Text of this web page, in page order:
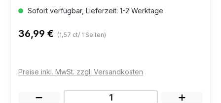
Sofort verfügbar, Lieferzeit: 1-2 Werktage
36,99 € (1,57 ct/ 1 Seiten)
Preise inkl. MwSt. zzgl. Versandkosten